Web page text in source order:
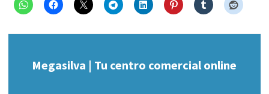
Megasilva | Tu centro comercial online